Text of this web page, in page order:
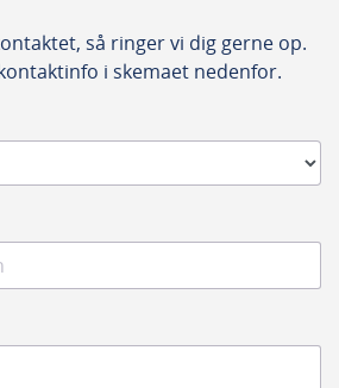
så ringer vi dig gerne op.
i skemaet nedenfor.